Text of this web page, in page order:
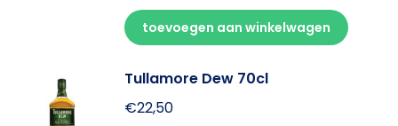
toevoegen aan winkelwagen
Tullamore Dew 70cl
€22,50